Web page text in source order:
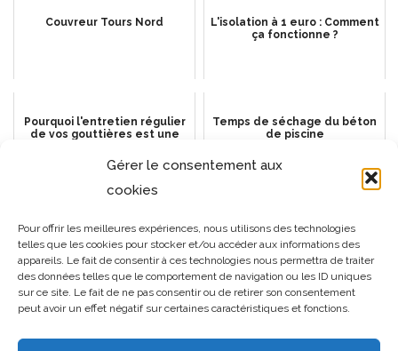
Gérer le consentement aux
cookies
Pour offrir les meilleures expériences, nous utilisons des technologies
telles que les cookies pour stocker et/ou accéder aux informations des
appareils. Le fait de consentir à ces technologies nous permettra de traiter
des données telles que le comportement de navigation ou les ID uniques
sur ce site. Le fait de ne pas consentir ou de retirer son consentement
peut avoir un effet négatif sur certaines caractéristiques et fonctions.
Couvreur Tours Nord
L'isolation à 1 euro : Comment
ça fonctionne ?
Pourquoi l'entretien régulier
de vos gouttières est une
Temps de séchage du béton
de piscine
MEILLEURS MATÉRIAUX DE
TOITURE DURABLES
mobil-home